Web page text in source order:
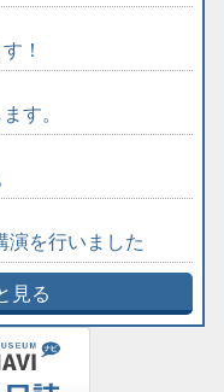
！
す。
演を行いました
見る